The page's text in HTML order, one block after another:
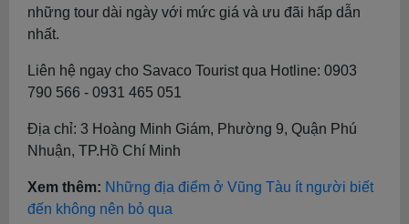
những tour dài ngày với mức giá và ưu đãi hấp dẫn
nhất.
Liên hệ ngay cho Savaco Tourist qua Hotline: 0903
790 566 - 0931 465 051
Địa chỉ: 3 Hoàng Minh Giám, Phường 9, Quận Phú
Nhuận, TP.Hồ Chí Minh
Xem thêm: Những địa điểm ở Vũng Tàu ít người biết
đến không nên bỏ qua